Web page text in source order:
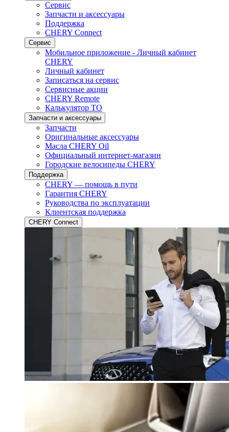
Сервис
Запчасти и аксессуары
Поддержка
CHERY Connect
Сервис
Мобильное приложение - Личный кабинет
CHERY
Личный кабинет
Записаться на сервис
Сервисные акции
CHERY Remote
Калькулятор ТО
Запчасти и аксессуары
Запчасти
Оригинальные аксессуары
Масла CHERY Oil
Официальный интернет-магазин
Городские велосипеды CHERY
Поддержка
CHERY — помощь в пути
Гарантия CHERY
Руководства по эксплуатации
Клиентская поддержка
CHERY Connect